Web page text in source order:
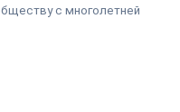
с многолетней